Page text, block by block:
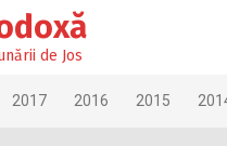
de Jos
2017 2016 2015